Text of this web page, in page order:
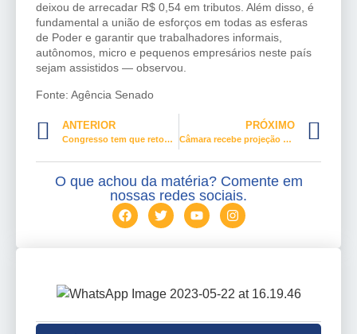
deixou de arrecadar R$ 0,54 em tributos. Além disso, é
fundamental a união de esforços em todas as esferas
de Poder e garantir que trabalhadores informais,
autônomos, micro e pequenos empresários neste país
sejam assistidos — observou.
Fonte: Agência Senado
ANTERIOR
Congresso tem que retomar debate sobre valorização do salário mínimo, diz Paim
PRÓXIMO
Câmara recebe projeção de símbolo da luta contra o câncer de mama
O que achou da matéria? Comente em
nossas redes sociais.